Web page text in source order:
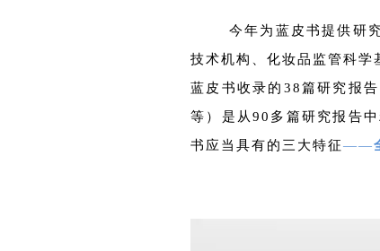
今年为蓝皮书提供研
技术机构、化妆品监管科学
蓝皮书收录的38篇研究报
等）是从90多篇研究报告
书应当具有的三大特征——